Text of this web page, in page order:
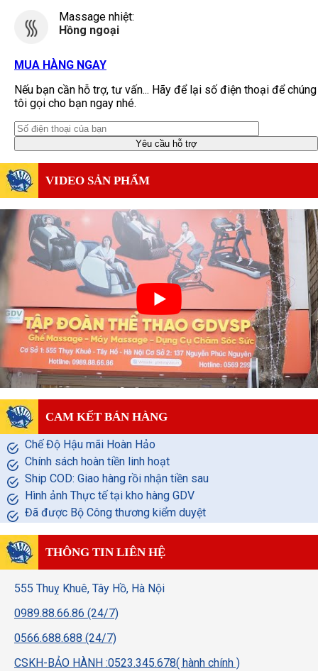
Massage nhiệt:
Hồng ngoại
MUA HÀNG NGAY
Nếu bạn cần hỗ trợ, tư vấn... Hãy để lại số điện thoại để chúng
tôi gọi cho bạn ngay nhé.
VIDEO SẢN PHẨM
CAM KẾT BÁN HÀNG
Chế Độ Hậu mãi Hoàn Hảo
Chính sách hoàn tiền linh hoạt
Ship COD: Giao hàng rồi nhận tiền sau
Hình ảnh Thực tế tại kho hàng GDV
Đã được Bộ Công thương kiểm duyệt
THÔNG TIN LIÊN HỆ
555 Thuỵ Khuê, Tây Hồ, Hà Nội
0989.88.66.86 (24/7)
0566.688.688 (24/7)
CSKH-BẢO HÀNH :0523.345.678( hành chính )